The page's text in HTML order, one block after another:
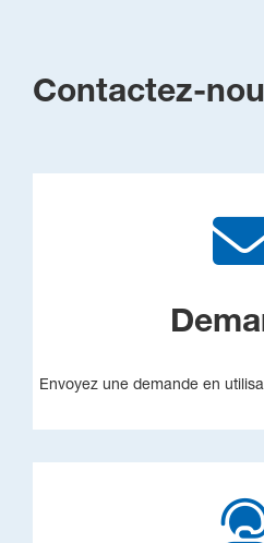
Contactez-
Envoyez une demande en